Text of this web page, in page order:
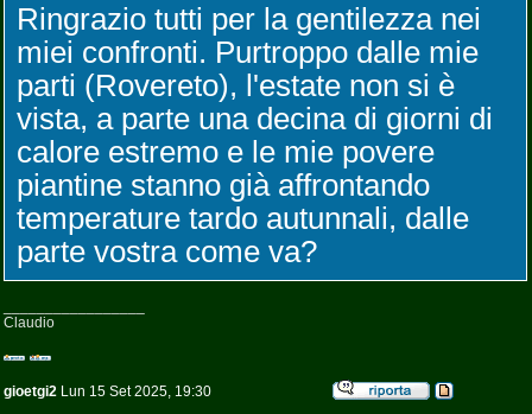
Ringrazio tutti per la gentilezza nei
miei confronti. Purtroppo dalle mie
parti (Rovereto), l'estate non si è
vista, a parte una decina di giorni di
calore estremo e le mie povere
piantine stanno già affrontando
temperature tardo autunnali, dalle
parte vostra come va?
Claudio
gioetgi2 Lun 15 Set 2025, 19:30